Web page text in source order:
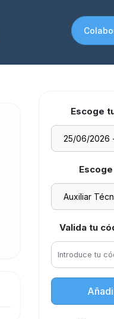
Escoge
Valida tu